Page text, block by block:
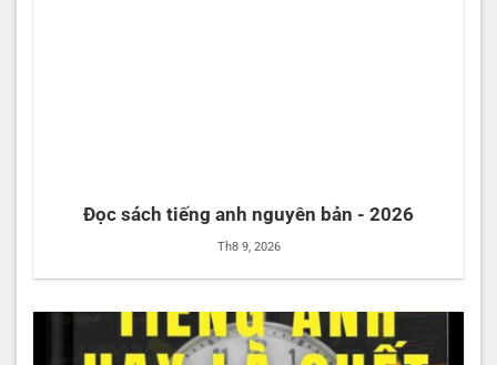
Đọc sách tiếng anh nguyên bản - 2026
Th8 9, 2026